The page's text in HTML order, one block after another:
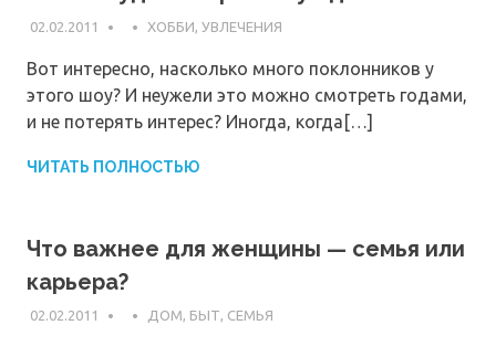
02.02.2011 ХОББИ, УВЛЕЧЕНИЯ
Вот интересно, насколько много поклонников у
этого шоу? И неужели это можно смотреть годами,
и не потерять интерес? Иногда, когда[…]
ЧИТАТЬ ПОЛНОСТЬЮ
Что важнее для женщины — семья или
карьера?
02.02.2011 ДОМ, БЫТ, СЕМЬЯ